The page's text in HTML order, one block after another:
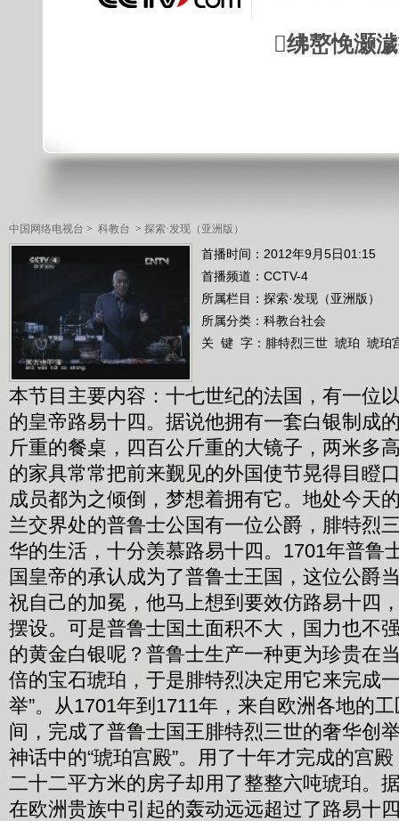
绋嶅悗灏
中国网络电视台 > 科教台 > 探索·发现（亚洲版）
首播时间：2012年9月5日01:15
首播频道： CCTV-4
所属栏目： 探索·发现（亚洲版）
所属分类：科教台社会
关 键 字： 腓特烈三世 琥珀 琥珀
本节目主要内容：十七世纪的法国，有一位
的皇帝路易十四。据说他拥有一套白银制成
斤重的餐桌，四百公斤重的大镜子，两米多
的家具常常把前来觐见的外国使节晃得目瞪
成员都为之倾倒，梦想着拥有它。地处今天
兰交界处的普鲁士公国有一位公爵，腓特烈
华的生活，十分羡慕路易十四。1701年普鲁
国皇帝的承认成为了普鲁士王国，这位公爵
祝自己的加冕，他马上想到要效仿路易十四
摆设。可是普鲁士国土面积不大，国力也不
的黄金白银呢？普鲁士生产一种更为珍贵在
倍的宝石琥珀，于是腓特烈决定用它来完成
举”。从1701年到1711年，来自欧洲各地的
间，完成了普鲁士国王腓特烈三世的奢华创
神话中的“琥珀宫殿”。用了十年才完成的宫
二十二平方米的房子却用了整整六吨琥珀。
在欧洲贵族中引起的轰动远远超过了路易十